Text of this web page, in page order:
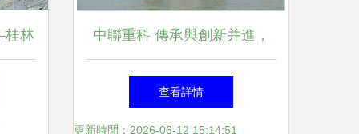
桂林
目
中聯重科 傳承與創新并進，
塔機品牌全球領先，智能工廠
即將亮相建筑工程新紀元
查看詳情
更新時間：2026-06-12 15:14:51